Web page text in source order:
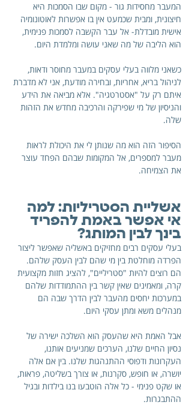
המעבר מחסידות גור - מקום שבו הסמכות היא
חיצונית, ומבית שכמעט אין בו אפשרות לאוטונומיה
אישית מובדלת- אל עבר הקשבה לסמכות פנימית,
הוא הליבה של מה שאני עושה ומלמדת היום.
כשאני מלווה בעלי עסקים במעבר מחוסר ודאות,
לניהול בריא, אחריות, ובחירה מודעת, אני לא מדברת
איתם רק על "אסטרטגיה". אלא מביאה את הידע
והניסיון של מי שפירקה והרכיבה מחדש את הזהות
שלה.
הסיפור הזה הוא מה שנותן לי את היכולת לראות
מעבר למספרים, אל המקומות שבהם הפחד עוצר
את הצמיחה.
אשליית הסטריליות: למה
אי אפשר באמת להפריד
בינך לבין המותג?
בעלי עסקים רבים מחזיקים באשליה שאפשר ליצור
הפרדה מוחלטת בין מי שהם לבין העסק שלהם.
הם רוצים להיות "סטריליים", להציג חזות מקצועית
קרה, ומאמינים שאין קשר בין ההתמודדות שלהם
במערכות יחסים מהעבר לבין הדרך שבה הם
מנהלים משא ומתן עסקי היום.
אבל האמת היא שהעסק הוא השלכה ישירה של
נסיון החיים שלנו, הערכים שמניעים אותנו,
העקרונות ודפוסי ההתנהגות שלנו. בין אם אלה
יושרה, או חופש, סקרנות, או צורך בשליטה, פראות,
או שקט פנימי - כל אלה הוטבעו בנו בילדות ובגיל
ההתבגרות.